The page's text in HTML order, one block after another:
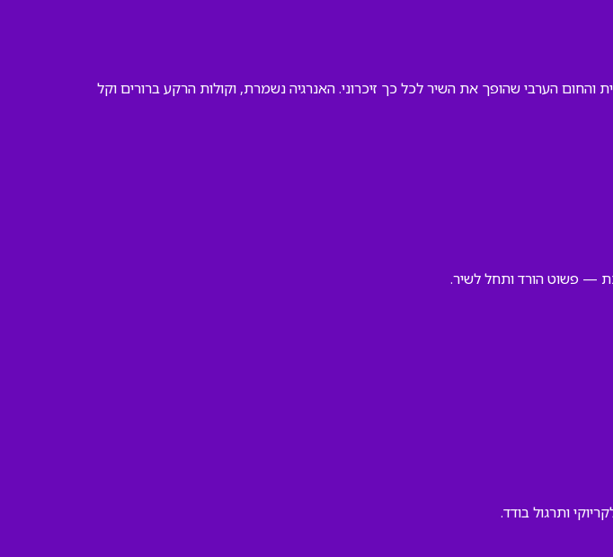
הערבי שהופך את השיר לכל כך זיכרוני. האנרגיה נשמרת, וקולות הרקע ברורים וקל
ותרגול בודד.